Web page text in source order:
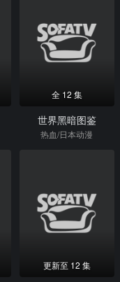
全 12 集
世界黑暗图鉴
热血/日本动漫
更新至 12 集